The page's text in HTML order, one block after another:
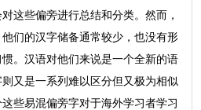
这些偏旁进行总结和分类。然而，
们的汉字储备通常较少，也没有形
。汉语对他们来说是一个全新的语
又是一系列难以区分但又极为相似
些易混偏旁字对于海外学习者学习